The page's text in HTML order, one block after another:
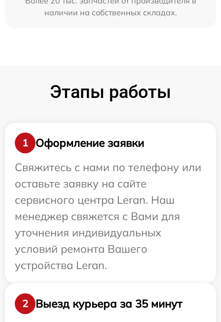
наличии на собственных складах.
Этапы работы
1
Оформление заявки
Свяжитесь с нами по телефону или
оставьте заявку на сайте
сервисного центра Leran. Наш
менеджер свяжется с Вами для
уточнения индивидуальных
условий ремонта Вашего
устройства Leran.
2
Выезд курьера за 35 минут